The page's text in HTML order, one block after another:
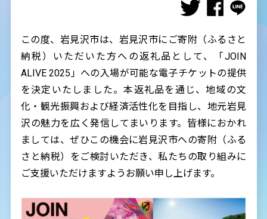
この度、岩見沢市は、岩見沢市にご寄附（ふるさと
納税）いただいた方への返礼品として、「JOIN
ALIVE 2025」への入場が可能な電子チケットの提供
を決定いたしました。本返礼品を通じ、地域の文
化・観光振興および経済活性化を目指し、地元岩見
沢の魅力を広く発信してまいります。皆様におかれ
ましては、ぜひこの機会に岩見沢市への寄附（ふる
さと納税）をご検討いただき、私たちの取り組みに
ご支援いただけますようお願い申し上げます。